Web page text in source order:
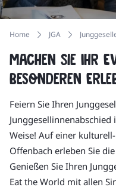
Home JGA
Machen Sie Ihr
besonderen
Feiern Sie Ihren
Weise! Auf einer
Offenbach erleben Sie
Genießen Sie Ihren
Eat the World mit allen